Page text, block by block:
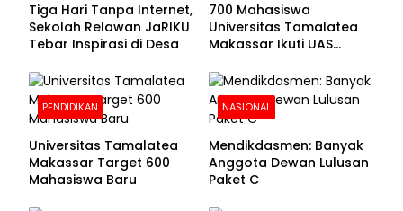
Tiga Hari Tanpa Internet,
Sekolah Relawan JaRIKU
Tebar Inspirasi di Desa
700 Mahasiswa
Universitas Tamalatea
Makassar Ikuti UAS
PENDIDIKAN
Universitas Tamalatea
Makassar Target 600
Mahasiswa Baru
NASIONAL
Mendikdasmen: Banyak
Anggota Dewan Lulusan
Paket C